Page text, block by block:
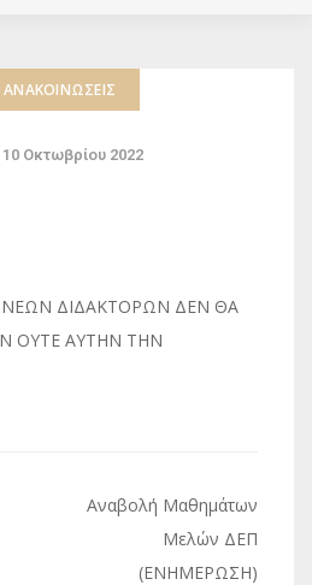
ΑΝΑΚΟΙΝΏΣΕΙΣ
10 Οκτωβρίου 2022
ΔΙΔΑΚΤΟΡΩΝ ΔΕΝ ΘΑ
ΟΥΤΕ ΑΥΤΗΝ ΤΗΝ
Αναβολή Μαθημάτων
Μελών ΔΕΠ
(ΕΝΗΜΕΡΩΣΗ)